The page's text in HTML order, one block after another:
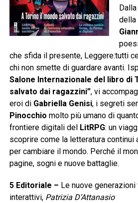
della
che sfida il presente, Leggere:tutti
chi non smette di guardare avanti.
Salone Internazionale del libro di
salvato dai ragazzini”, vi
eroi di Gabriella Genisi, i segreti
Pinocchio molto più umano di
frontiere digitali del LitRPG: un
scoprire come la letteratura continui
per cambiare il mondo. Perché il
pagine, sogni e nuove battaglie.
5 Editoriale – Le nuove
interattivi, Patrizia D’Attanasio